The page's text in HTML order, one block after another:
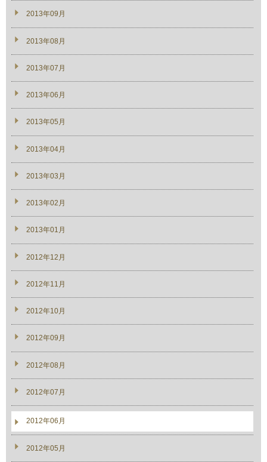
2013年09月
2013年08月
2013年07月
2013年06月
2013年05月
2013年04月
2013年03月
2013年02月
2013年01月
2012年12月
2012年11月
2012年10月
2012年09月
2012年08月
2012年07月
2012年06月
2012年05月